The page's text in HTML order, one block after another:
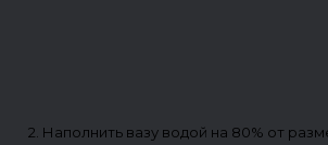
2. Наполнить вазу водой на 80% от